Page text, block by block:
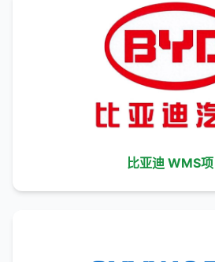
比亚迪 WMS项